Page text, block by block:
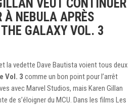
VEUT CONTINUER
À NEBULA APRÈS
GALAXY VOL. 3
la vedette Dave Bautista voient tous deux
Vol. 3 comme un bon point pour l’arrêt
avec Marvel Studios, mais Karen Gillan
de s’éloigner du MCU. Dans les films Les